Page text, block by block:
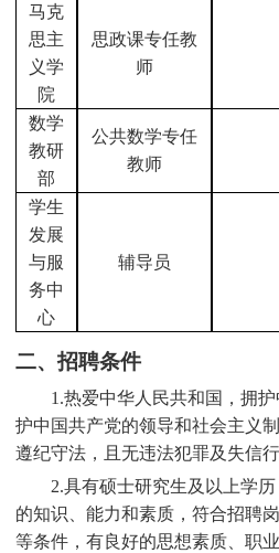
马克
思主
义学
院
思政课专任教
师
数学
教研
部
公共数学专任
教师
学生
发展
与服
务中
心
辅导员
二、招聘条件
1.热爱中华人民共和国，拥
护中国共产党的领导和社会主义
遵纪守法，且无违法犯罪及失信行
2.具有硕士研究生及以上学
的知识、能力和素质，符合招聘
等条件，有良好的思想素质、职